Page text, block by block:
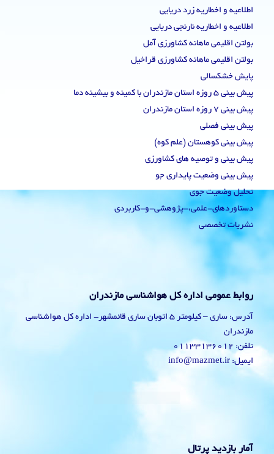
اطلاعیه و اخطاریه زرد دریایی
اطلاعیه و اخطاریه نارنجی دریایی
بولتن اقلیمی ماهانه کشاورزی آمل
بولتن اقلیمی ماهانه کشاورزی قراخیل
پایش خشکسالی
پیش بینی 5 روزه استان مازندران با کمینه و بیشینه دما
پیش بینی 7 روزه استان مازندران
پیش بینی فصلی
پیش بینی کوهستان (علم کوه)
پیش بینی و توصیه های کشاورزی
پیش بینی وضعیت پایداری جو
تحلیل وضعیت جوی
دستاوردهای-علمی،-پژوهشی-و-کاربردی
نشریات تخصصی
روابط عمومی اداره کل هواشناسی مازندران
آدرس: ساری – کیلومتر 5 اتوبان ساری قائمشهر- اداره کل هواشناسی
مازندران
تلفن: 01133136012
ایمیل: info@mazmet.ir
آمار بازدید پرتال